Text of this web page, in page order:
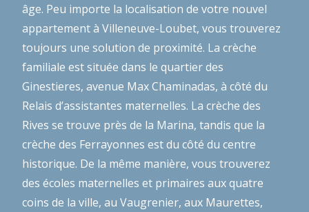
âge. Peu importe la localisation de votre nouvel
appartement à Villeneuve-Loubet, vous trouverez
toujours une solution de proximité. La crèche
familiale est située dans le quartier des
Ginestieres, avenue Max Chaminadas, à côté du
Relais d’assistantes maternelles. La crèche des
Rives se trouve près de la Marina, tandis que la
crèche des Ferrayonnes est du côté du centre
historique. De la même manière, vous trouverez
des écoles maternelles et primaires aux quatre
coins de la ville, au Vaugrenier, aux Maurettes,